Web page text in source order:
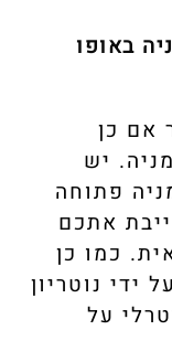
באופו
אם כן
יש
פתוחה
אתכם
כמו כן
ידי נוטריון
על